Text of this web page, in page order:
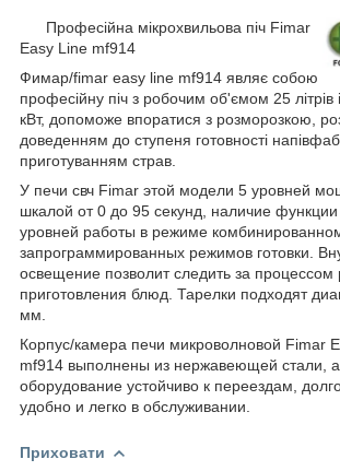
Професійна мікрохвильова піч Fimar
Easy Line mf914
Фимар/fimar easy line mf914 являє собою
професійну піч з робочим об'ємом 25 літрів
кВт, допоможе впоратися з розморозкою,
доведенням до ступеня готовності
приготуванням страв.
У печи свч Fimar этой модели 5 уровней
шкалой от 0 до 95 секунд, наличие функции
уровней работы в режиме
запрограммированных режимов готовки.
освещение позволит следить за процессом
приготовления блюд. Тарелки подходят
мм.
Корпус/камера печи микроволновой Fimar
mf914 выполнены из нержавеющей стали, а
оборудование устойчиво к переездам,
удобно и легко в обслуживании.
Приховати